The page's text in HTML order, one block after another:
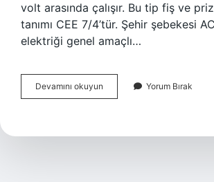
volt arasında çalışır. Bu tip fiş ve
tanımı CEE 7/4’tür. Şehir şebekesi
elektriği genel amaçlı…
Devamını okuyun
Şebekesi
Yorum Bırak